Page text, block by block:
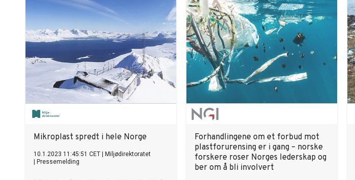
plastavtale, som koordineres av NIVA.
Mikroplast spredt i hele Norge
10.1.2023 11:45:51 CET
Miljødirektoratet
Pressemelding
Forhandlingene om et forbud mot
plastforurensing er i gang – norske
forskere roser Norges lederskap og
ber om å bli involvert